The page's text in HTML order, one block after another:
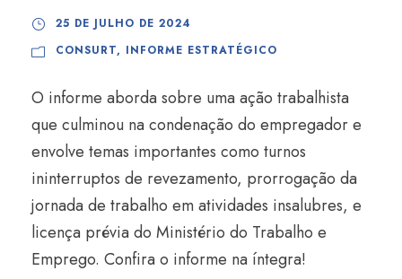
25 DE JULHO DE 2024
CONSURT, INFORME ESTRATÉGICO
O informe aborda sobre uma ação trabalhista
que culminou na condenação do empregador e
envolve temas importantes como turnos
ininterruptos de revezamento, prorrogação da
jornada de trabalho em atividades insalubres, e
licença prévia do Ministério do Trabalho e
Emprego. Confira o informe na íntegra!